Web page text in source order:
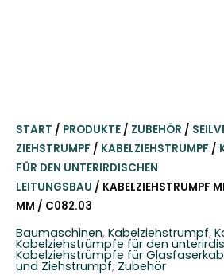
START / PRODUKTE / ZUBEHÖR /
ZIEHSTRUMPF / KABELZIEHSTRUMPF /
FÜR DEN UNTERIRDISCHEN
LEITUNGSBAU / KABELZIEHSTRUMPF
MM / C082.03
Baumaschinen, Kabelziehstrumpf,
Kabelziehstrümpfe für den
Kabelziehstrümpfe für
und Ziehstrumpf, Zubehör